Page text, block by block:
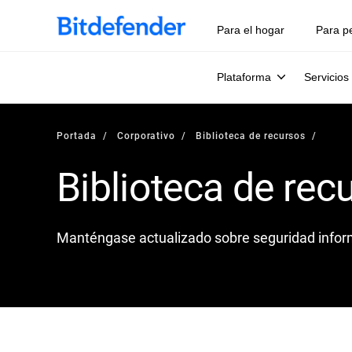
Para el hogar Para
Plataforma Servicios
Portada Corporativo Biblioteca de recursos
Biblioteca de
Manténgase actualizado sobre seguridad